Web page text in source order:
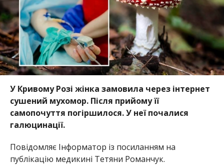
У Кривому Розі жінка замовила через інтернет
сушений мухомор. Після прийому її
самопочуття погіршилося. У неї почалися
галюцинації.
Повідомляє Інформатор із посиланням на
публікацію медикині Тетяни Романчук.